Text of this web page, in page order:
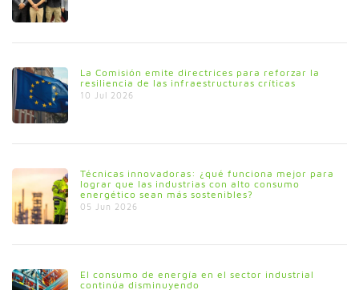
La Comisión emite directrices para reforzar la
resiliencia de las infraestructuras críticas
10 Jul 2026
Técnicas innovadoras: ¿qué funciona mejor para
lograr que las industrias con alto consumo
energético sean más sostenibles?
05 Jun 2026
El consumo de energía en el sector industrial
continúa disminuyendo